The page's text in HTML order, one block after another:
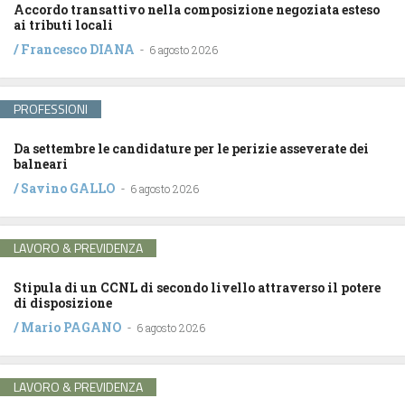
Accordo transattivo nella composizione negoziata esteso
ai tributi locali
/Francesco DIANA - 6 agosto 2026
PROFESSIONI
Da settembre le candidature per le perizie asseverate dei
balneari
/Savino GALLO - 6 agosto 2026
LAVORO & PREVIDENZA
Stipula di un CCNL di secondo livello attraverso il potere
di disposizione
/Mario PAGANO - 6 agosto 2026
LAVORO & PREVIDENZA